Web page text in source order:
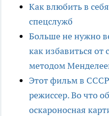
Как влюбить в
спецслужб
Больше не нужно
как избавиться от
методом
Этот фильм в
режиссер. Во что
оскароносная